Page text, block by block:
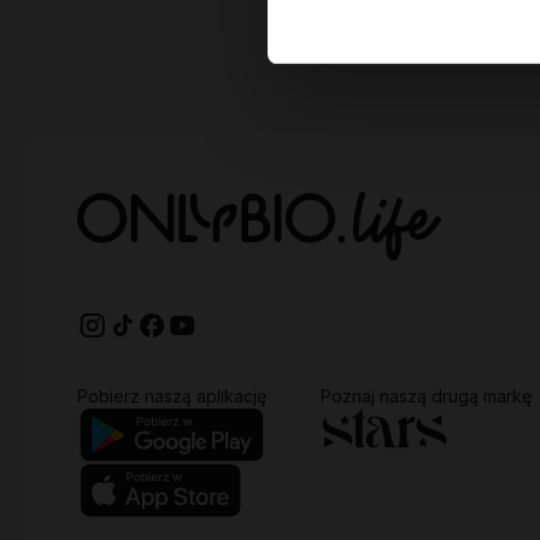
Pobierz naszą aplikację
Poznaj naszą drugą markę